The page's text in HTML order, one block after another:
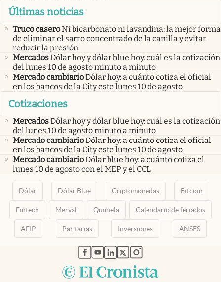
Últimas noticias
Truco caseroNi bicarbonato ni lavandina: la mejor forma
de eliminar el sarro concentrado de la canilla y evitar
reducir la presión
MercadosDólar hoy y dólar blue hoy: cuál es la cotización
del lunes 10 de agosto minuto a minuto
Mercado cambiarioDólar hoy: a cuánto cotiza el oficial
en los bancos de la City este lunes 10 de agosto
Cotizaciones
MercadosDólar hoy y dólar blue hoy: cuál es la cotización
del lunes 10 de agosto minuto a minuto
Mercado cambiarioDólar hoy: a cuánto cotiza el oficial
en los bancos de la City este lunes 10 de agosto
Mercado cambiarioDólar blue hoy: a cuánto cotiza el
lunes 10 de agosto con el MEP y el CCL
Dólar Dólar Blue Criptomonedas Bitcoin
Fintech Merval Quiniela Calendario de feriados
AFIP Paritarias Inversiones ANSES
abre en nueva pestaña
abre en nueva pestaña
abre en nueva pestaña
abre en nueva pestaña
abre en nueva pestaña